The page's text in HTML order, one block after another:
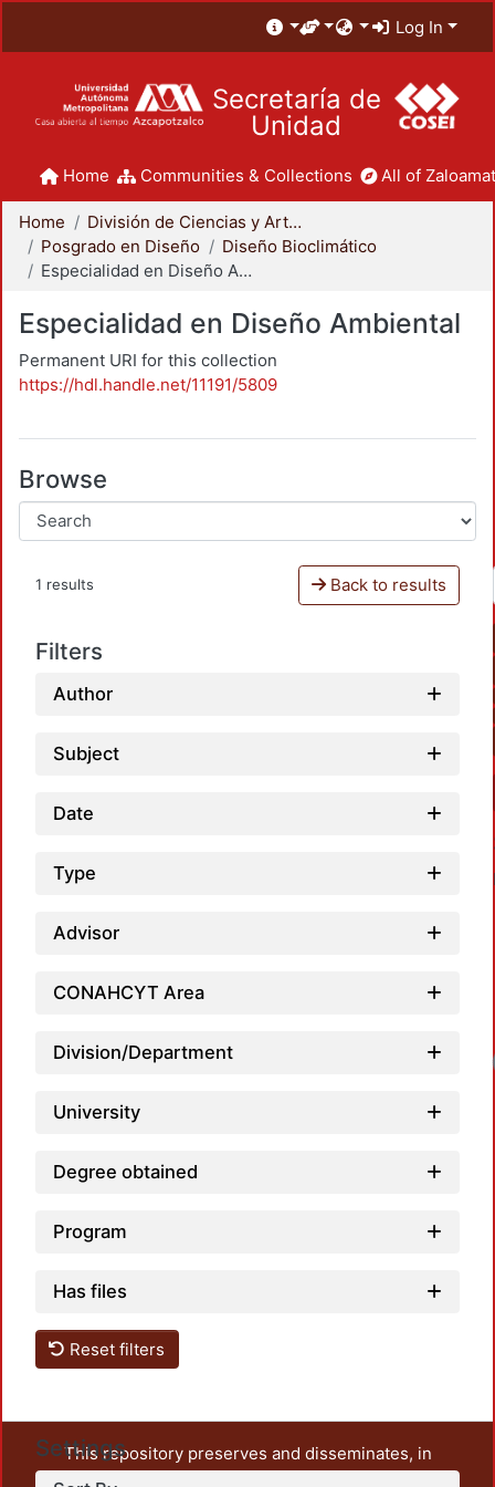
Log In
Secretaría de
Unidad
Home Communities & Collections All of
Home
División de Ciencias y Artes para el Diseño
Posgrado en Diseño
Diseño Bioclimático
Especialidad en Diseño Ambiental
Especialidad en Diseño Ambiental
Permanent URI for this collection
https://hdl.handle.net/11191/5809
Browse
1 results Back to results
Filters
Author
Subject
Date
Type
Advisor
CONAHCYT Area
Division/Department
University
Degree obtained
Program
Has files
Reset filters
Settings
This repository preserves and disseminates, in
unrestricted open access, the teaching and research